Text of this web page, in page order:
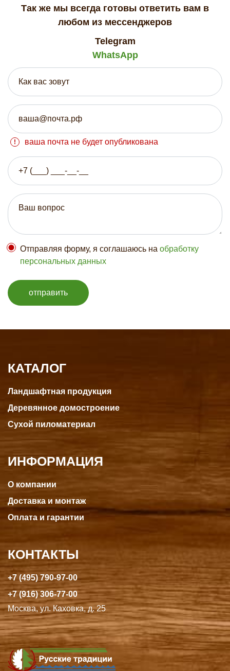
Так же мы всегда готовы ответить вам в
любом из мессенджеров
Telegram
WhatsApp
ваша почта не будет опубликована
Отправляя форму, я соглашаюсь на обработку
персональных данных
отправить
КАТАЛОГ
Ландшафтная продукция
Деревянное домостроение
Сухой пиломатериал
ИНФОРМАЦИЯ
О компании
Доставка и монтаж
Оплата и гарантии
КОНТАКТЫ
+7 (495) 790-97-00
+7 (916) 306-77-00
Москва, ул. Каховка, д. 25